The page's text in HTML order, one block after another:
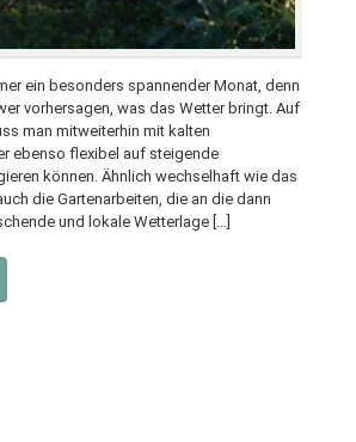
ein besonders spannender Monat, denn
vorhersagen, was das Wetter bringt. Auf
man mitweiterhin mit kalten
ebenso flexibel auf steigende
können. Ähnlich wechselhaft wie das
die Gartenarbeiten, die an die dann
und lokale Wetterlage […]